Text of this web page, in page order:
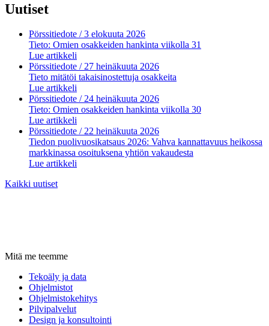
Uutiset
Pörssitiedote / 3 elokuuta 2026
Tieto: Omien osakkeiden hankinta viikolla 31
Lue artikkeli
Pörssitiedote / 27 heinäkuuta 2026
Tieto mitätöi takaisinostettuja osakkeita
Lue artikkeli
Pörssitiedote / 24 heinäkuuta 2026
Tieto: Omien osakkeiden hankinta viikolla 30
Lue artikkeli
Pörssitiedote / 22 heinäkuuta 2026
Tiedon puolivuosikatsaus 2026: Vahva kannattavuus heikossa
markkinassa osoituksena yhtiön vakaudesta
Lue artikkeli
Kaikki uutiset
Mitä me teemme
Tekoäly ja data
Ohjelmistot
Ohjelmistokehitys
Pilvipalvelut
Design ja konsultointi